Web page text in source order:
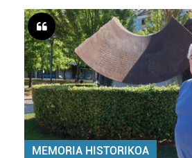
MEMORIA HISTORIKOA